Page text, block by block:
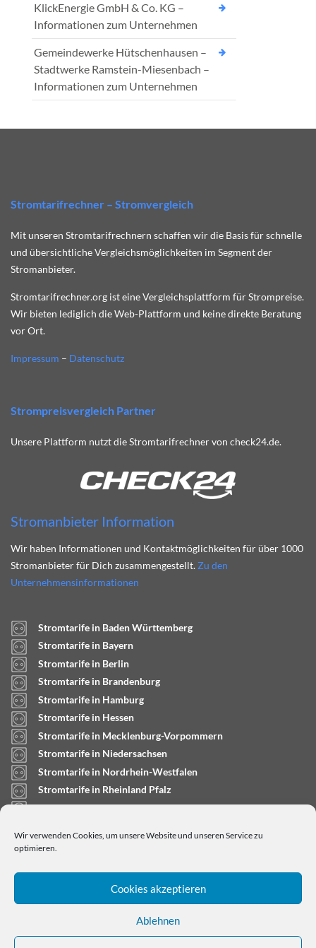
Wir verwenden Cookies, um unsere Website und unseren Service zu
optimieren.
Cookies akzeptieren
Ablehnen
KlickEnergie GmbH & Co. KG –
Informationen zum Unternehmen
Gemeindewerke Hütschenhausen –
Stadtwerke Ramstein-Miesenbach –
Informationen zum Unternehmen
Stromtarifrechner – Stromvergleich
Mit unseren Stromtarifrechnern schaffen wir die Basis für schnelle
und übersichtliche Vergleichsmöglichkeiten im Segment der
Stromanbieter.
Stromtarifrechner.org ist eine Vergleichsplattform für Strompreise.
Wir bieten lediglich die Web-Plattform und keine direkte Beratung
vor Ort.
Impressum – Datenschutz
Strompreisvergleich Partner
Unsere Plattform nutzt die Stromtarifrechner von check24.de.
Stromanbieter Information
Wir haben Informationen und Kontaktmöglichkeiten für über 1000
Stromanbieter für Dich zusammengestellt. Zu den
Unternehmensinformationen
Stromtarife in Baden Württemberg
Stromtarife in Bayern
Stromtarife in Berlin
Stromtarife in Brandenburg
Stromtarife in Hamburg
Stromtarife in Hessen
Stromtarife in Mecklenburg-Vorpommern
Stromtarife in Niedersachsen
Stromtarife in Nordrhein-Westfalen
Stromtarife in Rheinland Pfalz
Stromtarife in Saarland
Stromtarife in Schleswig-Holstein